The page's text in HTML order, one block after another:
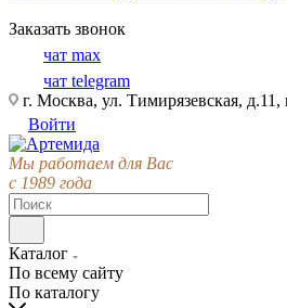
Заказать звонок
чат max
чат telegram
г. Москва, ул. Тимирязевская, д.11,
Войти
Мы работаем для Вас
с 1989 года
Каталог
По всему сайту
По каталогу